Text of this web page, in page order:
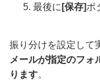
最後に [保存]ボ
振り分けを設定して
メールが指定のフォ
ります。